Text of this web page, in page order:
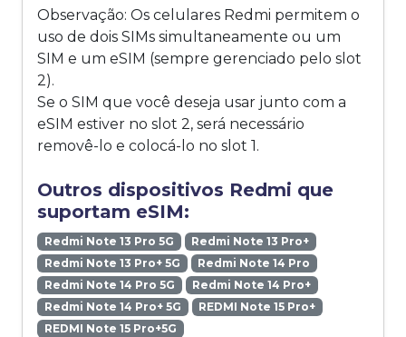
Observação: Os celulares Redmi permitem o
uso de dois SIMs simultaneamente ou um
SIM e um eSIM (sempre gerenciado pelo slot
2).
Se o SIM que você deseja usar junto com a
eSIM estiver no slot 2, será necessário
removê-lo e colocá-lo no slot 1.
Outros dispositivos Redmi que
suportam eSIM:
Redmi Note 13 Pro 5G
Redmi Note 13 Pro+
Redmi Note 13 Pro+ 5G
Redmi Note 14 Pro
Redmi Note 14 Pro 5G
Redmi Note 14 Pro+
Redmi Note 14 Pro+ 5G
REDMI Note 15 Pro+
REDMI Note 15 Pro+5G